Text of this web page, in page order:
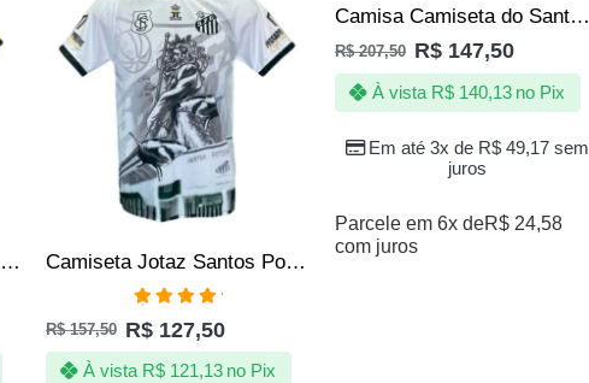
Camisa do Santos – Jotaz – Santos desde pequeno – Meninos da vila Camiseta Jotaz Santos Poseidon – Masculino
Avaliação
5.00de 5
R$157,50 R$ 127,50
À vista R$121,13 no Pix
Camisa Camiseta do Santos – O Revide – Produto Oficial
R$207,50 R$ 147,50
Em até 3x de R$ 49,17 sem
juros
À vista R$140,13 no Pix
Parcele em 6x deR$ 24,58
com juros